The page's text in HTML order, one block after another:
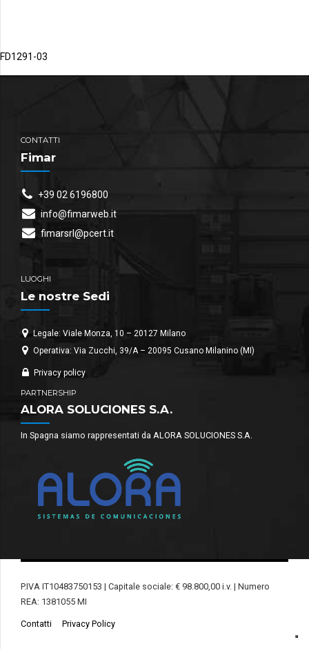
FD1291-03
CONTATTI
Fimar
+39 02 6196800
info@fimarweb.it
fimarsrl@pcert.it
LUOGHI
Le nostre Sedi
Legale: Viale Monza, 10 – 20127 Milano
Operativa: Via Zucchi, 39/A – 20095 Cusano Milanino (MI)
Privacy policy
PARTNERSHIP
ALORA SOLUCIONES S.A.
In Spagna siamo rappresentati da ALORA SOLUCIONES S.A.
P.IVA IT10483750153 | Capitale sociale: € 98.800,00 i.v. | Numero
REA: 1381055 MI
Contatti Privacy Policy